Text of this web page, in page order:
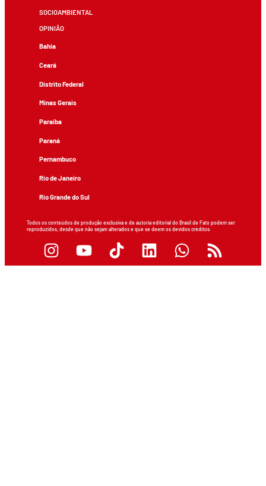
SOCIOAMBIENTAL
OPINIÃO
Bahia
Ceará
Distrito Federal
Minas Gerais
Paraíba
Paraná
Pernambuco
Rio de Janeiro
Rio Grande do Sul
Todos os conteúdos de produção exclusiva e de autoria editorial do Brasil de Fato podem ser
reproduzidos, desde que não sejam alterados e que se deem os devidos créditos.